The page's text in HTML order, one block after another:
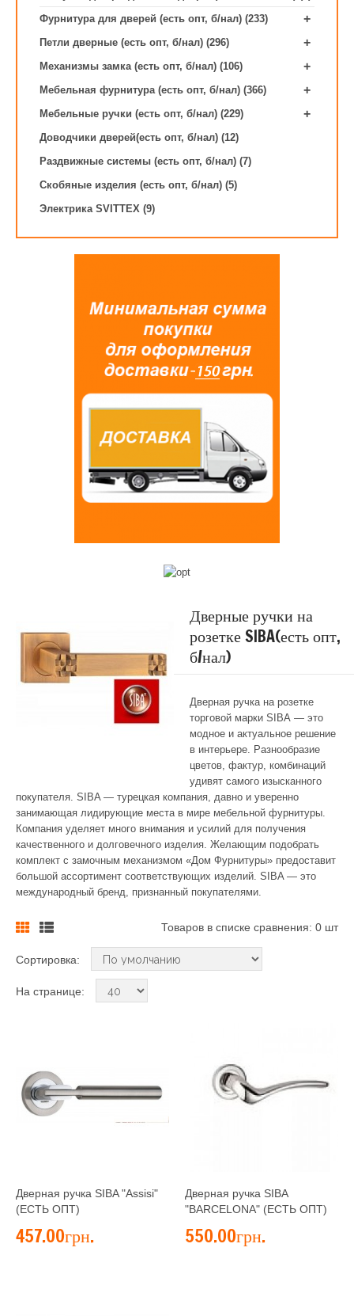
Фурнитура для дверей (есть опт, б/нал) (233)
+
Петли дверные (есть опт, б/нал) (296) +
Механизмы замка (есть опт, б/нал) (106) +
Мебельная фурнитура (есть опт, б/нал) (366) +
Мебельные ручки (есть опт, б/нал) (229) +
Доводчики дверей(есть опт, б/нал) (12)
Раздвижные системы (есть опт, б/нал) (7)
Скобяные изделия (есть опт, б/нал) (5)
Электрика SVITTEX (9)
Дверные ручки на
розетке SIBA(есть опт,
б/нал)
Дверная ручка на розетке
торговой марки SIBA — это
модное и актуальное решение
в интерьере. Разнообразие
цветов, фактур, комбинаций
удивят самого изысканного
покупателя. SIBA — турецкая компания, давно и уверенно
занимающая лидирующие места в мире мебельной фурнитуры.
Компания уделяет много внимания и усилий для получения
качественного и долговечного изделия. Желающим подобрать
комплект с замочным механизмом «Дом Фурнитуры» предоставит
большой ассортимент соответствующих изделий. SIBA — это
международный бренд, признанный покупателями.
Товаров в списке сравнения: 0 шт
Сортировка:
На странице:
Дверная ручка SIBA "Assisi"
(ЕСТЬ ОПТ)
457.00грн.
Дверная ручка SIBA
"BARCELONA" (ЕСТЬ ОПТ)
550.00грн.